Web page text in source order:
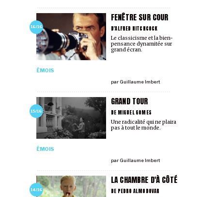
16/16
FENÊTRE SUR COUR
D'ALFRED HITCHCOCK
ÉMOIS
par Guillaume Imbert
Le classicisme et la bien-
pensance dynamitée sur
grand écran.
15/16
GRAND TOUR
DE MIGUEL GOMES
ÉMOIS
par Guillaume Imbert
Une radicalité qui ne plaira
pas à tout le monde.
14/16
LA CHAMBRE D'À CÔTÉ
DE PEDRO ALMODOVAR